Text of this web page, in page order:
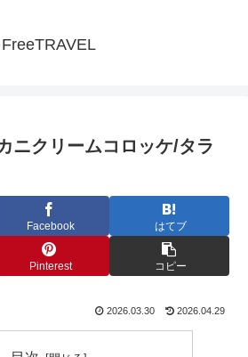
FreeTRAVEL
ニクリームコロッケ/タラ
Facebook はてブ
Pinterest コピー
2026.03.30 2026.04.29